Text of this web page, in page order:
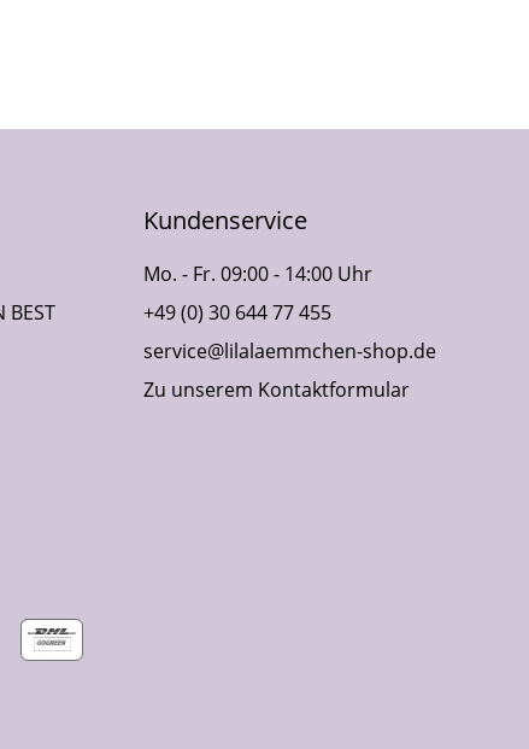
BEST
Kundenservice
Mo. - Fr. 09:00 - 14:00 Uhr
+49 (0) 30 644 77 455
service@lilalaemmchen-shop.de
Zu unserem Kontaktformular